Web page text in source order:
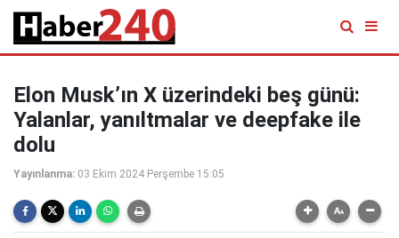
Elon Musk’ın X üzerindeki beş günü:
Yalanlar, yanıltmalar ve deepfake ile
dolu
Yayınlanma: 03 Ekim 2024 Perşembe 15:05